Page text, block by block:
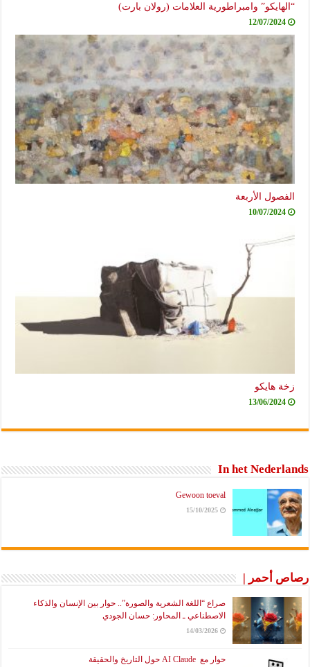
“الهايكو” وامبراطورية العلامات (رولان بارت)
12/07/2024
الفصول الأربعة
10/07/2024
زخة هايكو
13/06/2024
In het Nederlands
Gewoon toeval
15/10/2025
رصاص أحمر |
صراع “اللغة الشعرية والصورة”.. حوار بين الإنسان والذكاء
الاصطناعي ـ المحاور: حسان الجودي
14/03/2026
حوار مع AI Claude حول التاريخ والحقيقة